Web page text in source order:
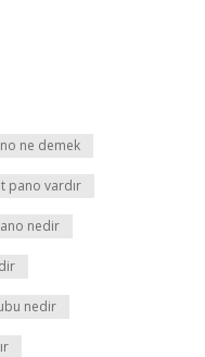
ne demek
pano vardır
nedir
nedir